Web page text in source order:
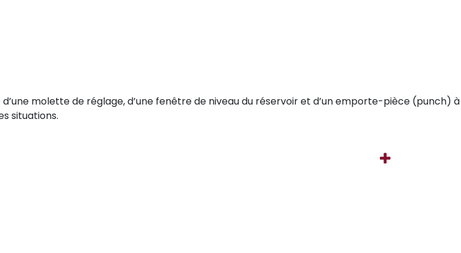
molette de réglage, d’une fenêtre de niveau du réservoir et d’un emporte-pièce (punch) à
situations.